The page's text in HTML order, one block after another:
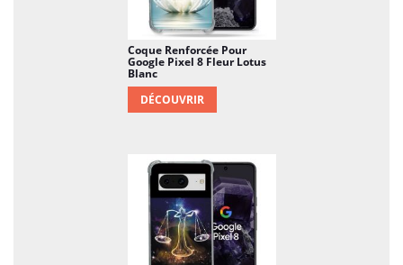
Coque Renforcée Pour
Google Pixel 8 Fleur Lotus
Blanc
DÉCOUVRIR